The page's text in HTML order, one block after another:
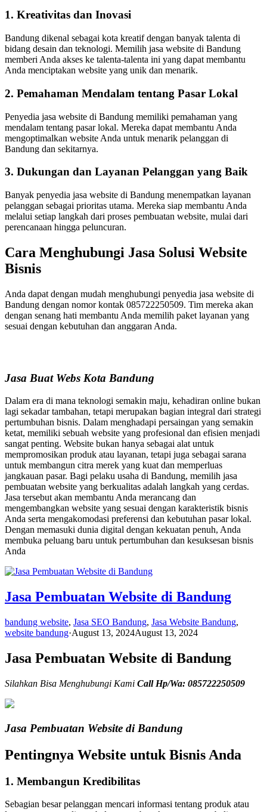
1. Kreativitas dan Inovasi
Bandung dikenal sebagai kota kreatif dengan banyak talenta di
bidang desain dan teknologi. Memilih jasa website di Bandung
memberi Anda akses ke talenta-talenta ini yang dapat membantu
Anda menciptakan website yang unik dan menarik.
2. Pemahaman Mendalam tentang Pasar Lokal
Penyedia jasa website di Bandung memiliki pemahaman yang
mendalam tentang pasar lokal. Mereka dapat membantu Anda
mengoptimalkan website Anda untuk menarik pelanggan di
Bandung dan sekitarnya.
3. Dukungan dan Layanan Pelanggan yang Baik
Banyak penyedia jasa website di Bandung menempatkan layanan
pelanggan sebagai prioritas utama. Mereka siap membantu Anda
melalui setiap langkah dari proses pembuatan website, mulai dari
perencanaan hingga peluncuran.
Cara Menghubungi Jasa Solusi Website
Bisnis
Anda dapat dengan mudah menghubungi penyedia jasa website di
Bandung dengan nomor kontak 085722250509. Tim mereka akan
dengan senang hati membantu Anda memilih paket layanan yang
sesuai dengan kebutuhan dan anggaran Anda.
Jasa Buat Webs Kota Bandung
Dalam era di mana teknologi semakin maju, kehadiran online bukan
lagi sekadar tambahan, tetapi merupakan bagian integral dari strategi
pertumbuhan bisnis. Dalam menghadapi persaingan yang semakin
ketat, memiliki sebuah website yang profesional dan efisien menjadi
sangat penting. Website bukan hanya sebagai alat untuk
mempromosikan produk atau layanan, tetapi juga sebagai sarana
untuk membangun citra merek yang kuat dan memperluas
jangkauan pasar. Bagi pelaku usaha di Bandung, memilih jasa
pembuatan website yang berkualitas adalah langkah yang cerdas.
Jasa tersebut akan membantu Anda merancang dan
mengembangkan website yang sesuai dengan karakteristik bisnis
Anda serta mengakomodasi preferensi dan kebutuhan pasar lokal.
Dengan memasuki dunia digital dengan kekuatan penuh, Anda
membuka peluang baru untuk pertumbuhan dan kesuksesan bisnis
Anda
Jasa Pembuatan Website di Bandung
bandung website, Jasa SEO Bandung, Jasa Website Bandung,
website bandung·August 13, 2024August 13, 2024
Jasa Pembuatan Website di Bandung
Silahkan Bisa Menghubungi Kami Call Hp/Wa: 085722250509
Jasa Pembuatan Website di Bandung
Pentingnya Website untuk Bisnis Anda
1. Membangun Kredibilitas
Sebagian besar pelanggan mencari informasi tentang produk atau